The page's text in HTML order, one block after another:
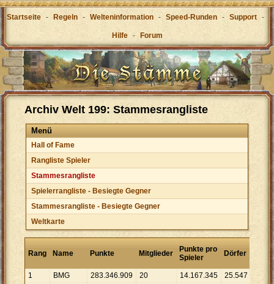
Startseite - Regeln - Welteninformation - Speed-Runden - Support -
Hilfe - Forum
Archiv Welt 199: Stammesrangliste
Menü
Hall of Fame
Rangliste Spieler
Stammesrangliste
Spielerrangliste - Besiegte Gegner
Stammesrangliste - Besiegte Gegner
Weltkarte
Rang Name Punkte Mitglieder
Punkte pro
Spieler
Dörfer
1
BMG 283.346.909 20 14.167.345 25.547